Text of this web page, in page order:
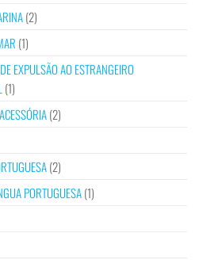
(2)
(1)
EXPULSÃO AO ESTRANGEIRO
(1)
(2)
(2)
PORTUGUESA(1)